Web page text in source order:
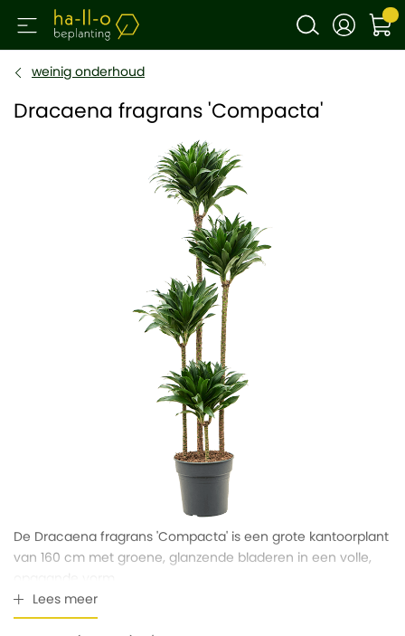
weinig onderhoud
Dracaena fragrans 'Compacta'
De Dracaena fragrans 'Compacta' is een grote kantoorplant
van 160 cm met groene, glanzende bladeren in een volle,
Lees meer